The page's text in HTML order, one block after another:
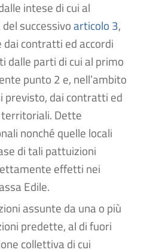
intese di cui al
successivoarticolo 3,
dai contratti ed accordi
dalle parti di cui al primo
punto 2 e, nell’ambito
previsto, dai contratti ed
Dette
nonché quelle locali
di tali pattuizioni
effetti nei
Edile.
assunte da una o più
predette, al di fuori
collettiva di cui